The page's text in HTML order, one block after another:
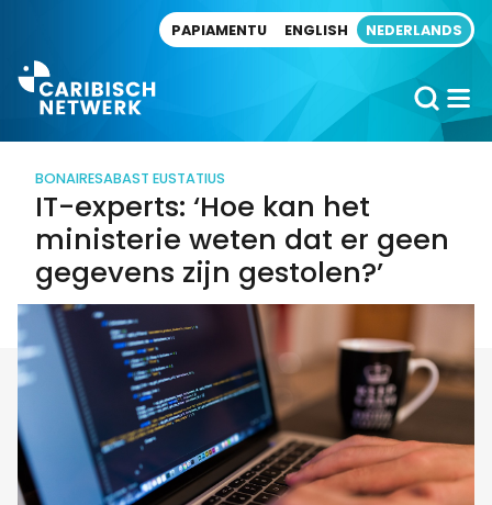
PAPIAMENTU ENGLISH NEDERLANDS
BONAIRESABAST EUSTATIUS
IT-experts: ‘Hoe kan het
ministerie weten dat er geen
gegevens zijn gestolen?’